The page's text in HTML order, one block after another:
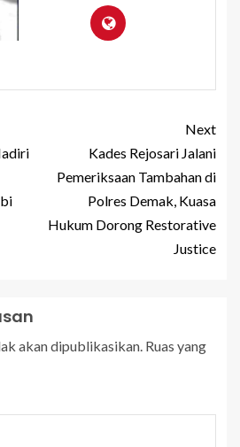
Next
Kades Rejosari Jalani
Pemeriksaan Tambahan di
Polres Demak, Kuasa
Hukum Dorong Restorative
Justice
akan dipublikasikan. Ruas yang